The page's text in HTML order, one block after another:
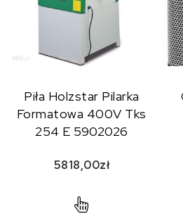
Piła Holzstar Pilarka
Formatowa 400V Tks
254 E 5902026
5818,00zł